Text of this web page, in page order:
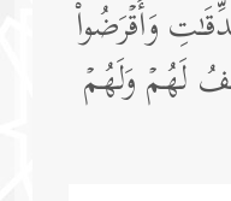
وَأَقۡرَضُوا۟
لَهُمۡ وَلَهُمۡ